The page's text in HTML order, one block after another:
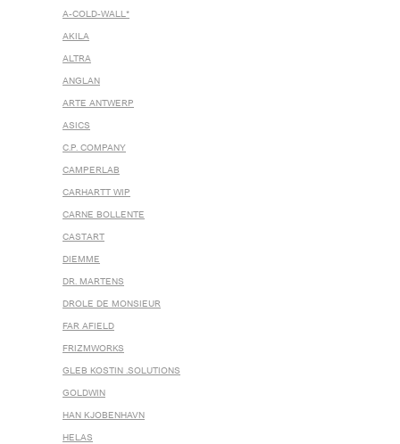
A-COLD-WALL*
AKILA
ALTRA
ANGLAN
ARTE ANTWERP
ASICS
C.P. COMPANY
CAMPERLAB
CARHARTT WIP
CARNE BOLLENTE
CASTART
DIEMME
DR. MARTENS
DROLE DE MONSIEUR
FAR AFIELD
FRIZMWORKS
GLEB KOSTIN .SOLUTIONS
GOLDWIN
HAN KJOBENHAVN
HELAS